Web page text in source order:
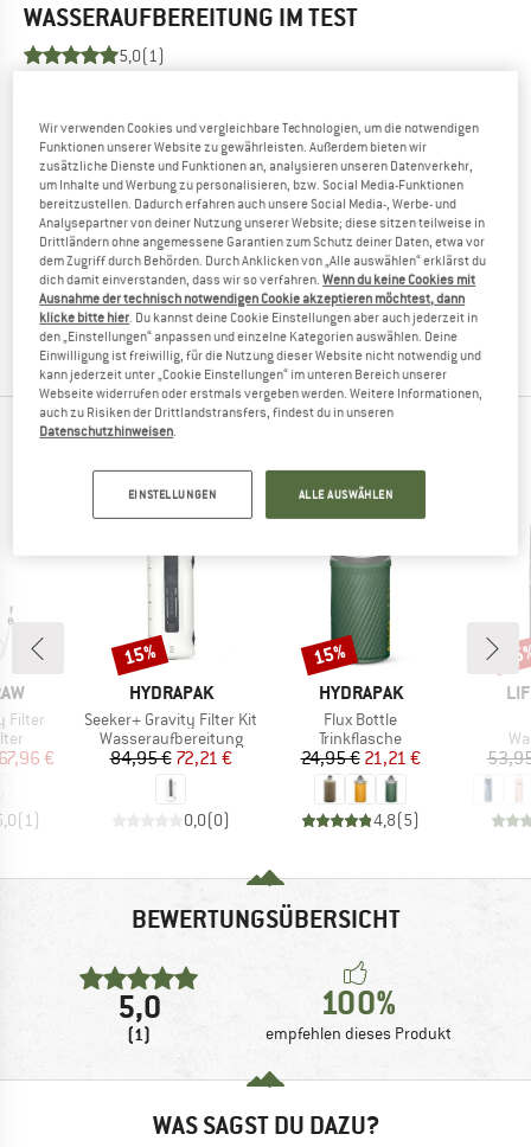
WASSERAUFBEREITUNG IM TEST
5,0(1)
Du hast dieses Produkt schon in den Händen gehalten?
Geschunden und zermürben wollen?
Andere Bergfreunde freuen sich, Dein Feedback zu lesen -
teile es mit ihnen.
BEWERTUNG SCHREIBEN
PRODUKT KAUFEN
ANDERE BERGFREUNDE SCHAUTEN SICH AUCH
AN
Filter
Preis
€
( 1)
MARKE
HYDRAPAK
Artikel
Seeker+ Gravity Filter Kit
Produktgruppe
Wasseraufbereitung
Preis
84,95 €reduzierter Preis
72,21 €
0,0(0)
Rabatt
15%
MARKE
HYDRAPAK
Artikel
Flux Bottle
Produktgruppe
Trinkflasche
Preis
24,95 €reduzierter Preis
21,21 €
4,8(5)
Rabatt
15%
BEWERTUNGSÜBERSICHT
5,0
(1)
100%
empfehlen dieses Produkt
WAS SAGST DU DAZU?
Wir verwenden Cookies und vergleichbare Technologien, um die notwendigen
Funktionen unserer Website zu gewährleisten. Außerdem bieten wir
zusätzliche Dienste und Funktionen an, analysieren unseren Datenverkehr,
um Inhalte und Werbung zu personalisieren, bzw. Social Media-Funktionen
bereitzustellen. Dadurch erfahren auch unsere Social Media-, Werbe- und
Analysepartner von deiner Nutzung unserer Website; diese sitzen teilweise in
Drittländern ohne angemessene Garantien zum Schutz deiner Daten, etwa vor
dem Zugriff durch Behörden. Durch Anklicken von „Alle auswählen“ erklärst du
dich damit einverstanden, dass wir so verfahren.Wenn du keine Cookies mit
Ausnahme der technisch notwendigen Cookie akzeptieren möchtest, dann
klicke bitte hier . Du kannst deine Cookie Einstellungen aber auch jederzeit in
den „Einstellungen“ anpassen und einzelne Kategorien auswählen. Deine
Einwilligung ist freiwillig, für die Nutzung dieser Website nicht notwendig und
kann jederzeit unter „Cookie Einstellungen“ im unteren Bereich unserer
Webseite widerrufen oder erstmals vergeben werden. Weitere Informationen,
auch zu Risiken der Drittlandstransfers, findest du in unseren
Datenschutzhinweisen
EINSTELLUNGEN ALLE AUSWÄHLEN